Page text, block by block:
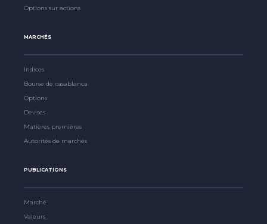
Options sur actions
MARCHÉS
Indices
Bourse de casablanca
Options
Devises
Matières premières
Autorités de marchés
PUBLICATIONS
Marché
Valeurs